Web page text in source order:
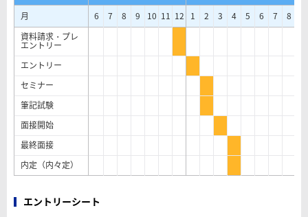
月
6 7 8 9 10 11 12 1 2 3 4 5 6 7 8
資料請求・プレ
エントリー
エントリー
セミナー
筆記試験
面接開始
最終面接
内定（内々定）
エントリーシート